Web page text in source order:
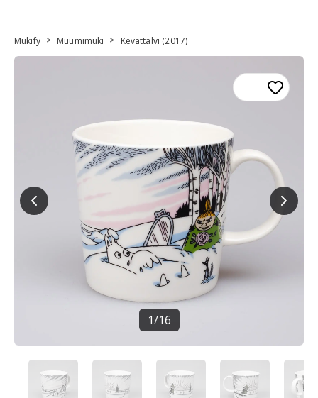
Mukify > Muumimuki > Kevättalvi (2017)
1/16